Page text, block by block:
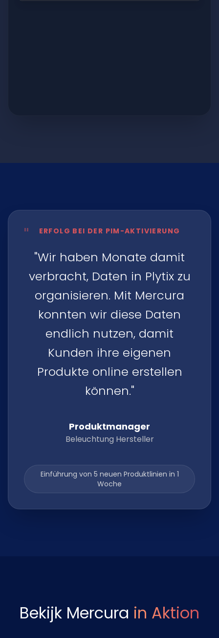
" ERFOLG BEI DER PIM-AKTIVIERUNG
"Wir haben Monate damit
verbracht, Daten in Plytix zu
organisieren. Mit Mercura
konnten wir diese Daten
endlich nutzen, damit
Kunden ihre eigenen
Produkte online erstellen
können."
Produktmanager
Beleuchtung Hersteller
Einführung von 5 neuen Produktlinien in 1
Woche
Bekijk Mercura in Aktion